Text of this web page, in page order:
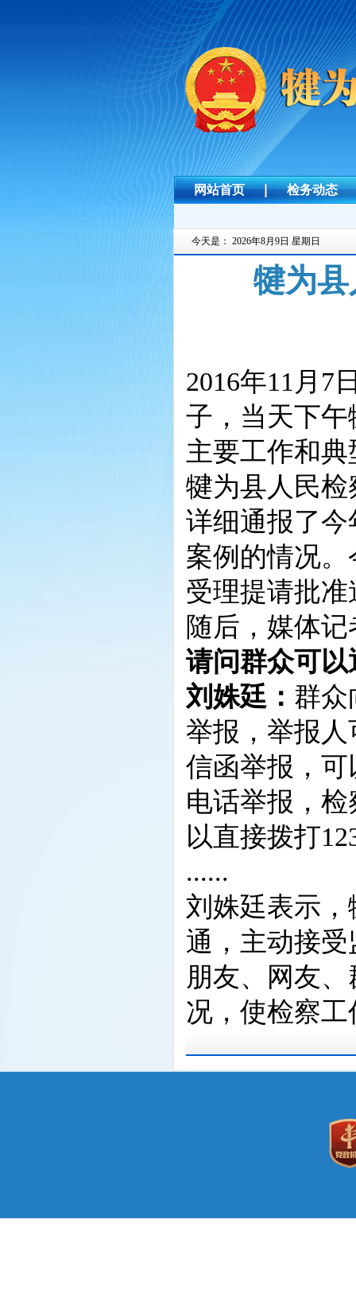
网站首页 检务动态
今天是： 2026年8月9日 星期日
犍为
2016年11月7
子，当天下
主要工作和
犍为县人民
详细通报了
案例的情况
受理提请批准
随后，媒体
请问群众可
刘姝廷： 群众
举报，举报
信函举报，
电话举报，
以直接拨打
......
刘姝廷表示
通，主动接
朋友、网友
况，使检察